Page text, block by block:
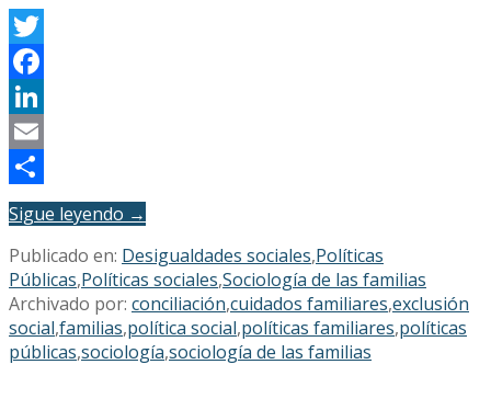
Twitter
Facebook
LinkedIn
Email
Compartir
Sigue leyendo →
Publicado en: Desigualdades sociales,Políticas
Públicas,Políticas sociales,Sociología de las familias
Archivado por: conciliación,cuidados familiares,exclusión
social,familias,política social,políticas familiares,políticas
públicas,sociología,sociología de las familias